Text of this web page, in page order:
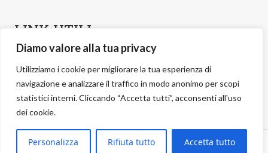
Diamo valore alla tua privacy
Utilizziamo i cookie per migliorare la tua esperienza di
navigazione e analizzare il traffico in modo anonimo per scopi
statistici interni. Cliccando “Accetta tutti”, acconsenti all'uso
dei cookie.
Personalizza Rifiuta tutto Accetta tutto
LINK UTILI
CONTATTI
INFORMATIVA SULLA PRIVACY
POLITICA DEI COOKIE
GESTIONE COOKIE
2026 negg Blog · All rights reserved · negg® GroupS.r.l. ·